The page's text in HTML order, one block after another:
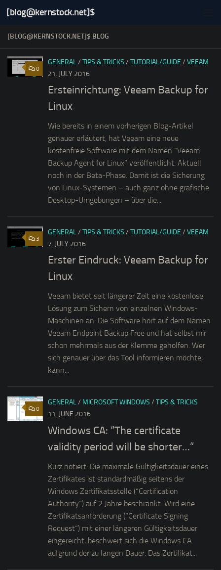
Skip to content
[blog@kernstock.net]$
[BLOG@KERNSTOCK.NET]$ BLOG
0
GENERAL/ TIPS & TRICKS / TUTORIAL/GUIDE / VEEAM
21. JULY 2016
Ersteinrichtung: Veeam Backup for
Linux
Wie bereits in einem vorherigen Blog-Artikel
genauer erläutert, hat Veeam eine neue
kostenfreie Software mit dem Namen “Veeam
Backup Agent for Linux” veröffentlicht. Aktuell
noch in der Beta-Phase. Damit ist die Sicherung
von Linux-Systemen – auch ganz ohne grafische
Desktop-Umgebungen – über die...
3
GENERAL/ TIPS & TRICKS / TUTORIAL/GUIDE / VEEAM
7. JULY 2016
Erster Eindruck: Veeam Backup for
Linux
Veeam bietet seit längerer Zeit eine kostenlose
Lösung zum Sichern von einzelnen Windows-
Maschinen an: Die Software hört auf dem Namen
Veeam Endpoint Backup Free und hat selbst mir
schon mehrmals aus der Klemme geholfen. Wer
sich genauer über das Tool informieren möchte,
kann...
0
GENERAL/ MICROSOFT WINDOWS / TIPS & TRICKS
11. JUNE 2016
Windows CA: “The certificate
validity period will be shorter…”
Kurz notiert: Die maximale Gültigkeitsdauer eines
Zertifikates ist standardmäßig seitens der
Windows Zertifikatsstelle (“Certification
Authority“) auf 2 Jahre beschränkt. Wird eine
Zertifikatsanforderung (“Certificate Signing
Request“) mit einer längeren Gültigkeitsdauer
eingereicht, beschwert sich die Windows CA
aufgrund der zu langen Dauer. Das Zertifikat...